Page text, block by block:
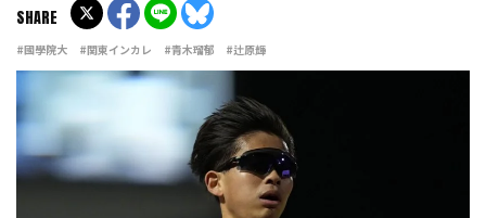
#國學院大 #関東インカレ #青木瑠郁 #辻原輝
SHARE